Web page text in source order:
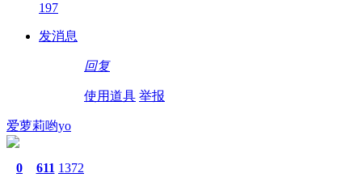
197
发消息
回复
使用道具 举报
爱萝莉哟yo
0 611 1372